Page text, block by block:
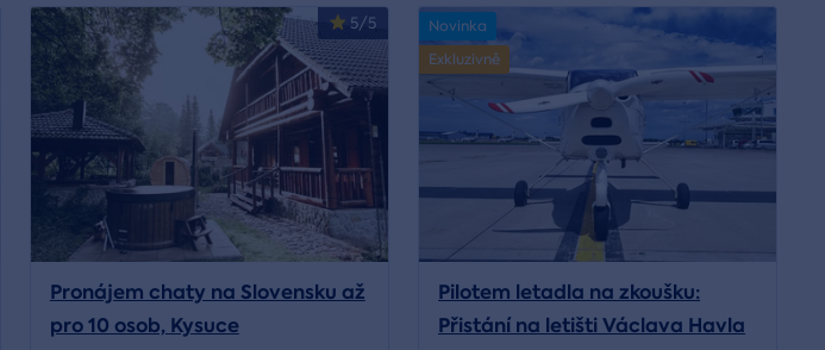
5/5
Pronájem chaty na Slovensku až
pro 10 osob, Kysuce
Novinka
Exkluzivně
Pilotem letadla na zkoušku:
Přistání na letišti Václava Havla